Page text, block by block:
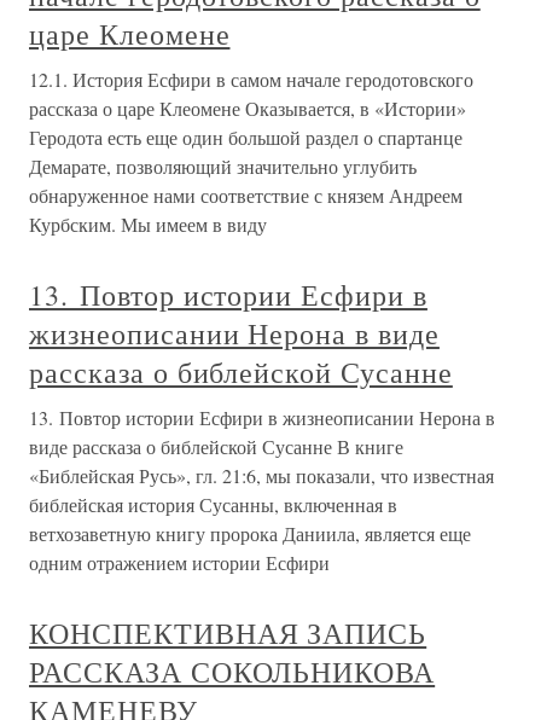
царе Клеомене
12.1. История Есфири в самом начале геродотовского
рассказа о царе Клеомене Оказывается, в «Истории»
Геродота есть еще один большой раздел о спартанце
Демарате, позволяющий значительно углубить
обнаруженное нами соответствие с князем Андреем
Курбским. Мы имеем в виду
13. Повтор истории Есфири в
жизнеописании Нерона в виде
рассказа о библейской Сусанне
13. Повтор истории Есфири в жизнеописании Нерона в
виде рассказа о библейской Сусанне В книге
«Библейская Русь», гл. 21:6, мы показали, что известная
библейская история Сусанны, включенная в
ветхозаветную книгу пророка Даниила, является еще
одним отражением истории Есфири
КОНСПЕКТИВНАЯ ЗАПИСЬ
РАССКАЗА СОКОЛЬНИКОВА
КАМЕНЕВУ